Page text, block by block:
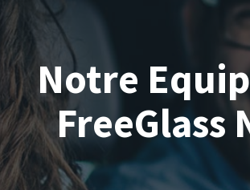
Notre
FreeGlass